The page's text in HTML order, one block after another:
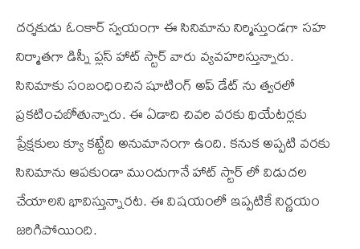
దర్శకుడు ఓంకార్‌ స్వయంగా ఈ సినిమాను నిర్మిస్తుండగా సహ
నిర్మాతగా డిస్నీ ప్లస్‌ హాట్‌ స్టార్‌ వారు వ్యవహరిస్తున్నారు.
సినిమాకు సంబంధించిన షూటింగ్‌ అప్‌ డేట్‌ ను త్వరలో
ప్రకటించబోతున్నారు. ఈ ఏడాది చివరి వరకు థియేటర్లకు
ప్రేక్షకులు క్యూ కట్టేది అనుమానంగా ఉంది. కనుక అప్పటి వరకు
సినిమాను ఆపకుండా ముందుగానే హాట్‌ స్టార్‌ లో విడుదల
చేయాలని భావిస్తున్నారట. ఈ విషయంలో ఇప్పటికే నిర్ణయం
జరిగిపోయింది.